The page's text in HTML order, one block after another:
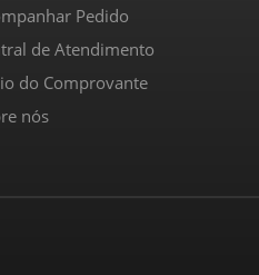
Pedido
de Atendimento
do Comprovante
nós